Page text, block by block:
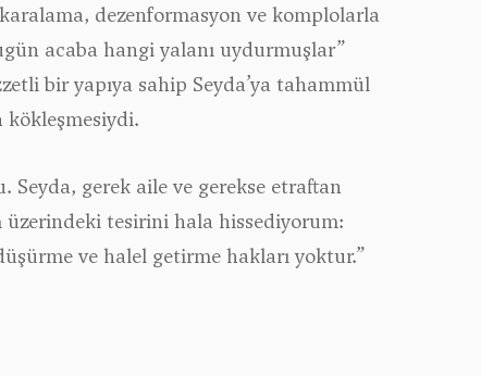
dezenformasyon ve komplolarla
acaba hangi yalanı uydurmuşlar”
bir yapıya sahip Seyda’ya tahammül
kökleşmesiydi.
gerek aile ve gerekse etraftan
üzerindeki tesirini hala hissediyorum:
ve halel getirme hakları yoktur.”